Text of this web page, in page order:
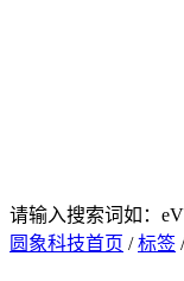
请输入搜索词如：
圆象科技首页 /标签